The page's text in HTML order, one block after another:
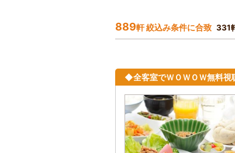
889軒 絞込み条件に合致 331
◆全客室でＷＯＷＯＷ無料